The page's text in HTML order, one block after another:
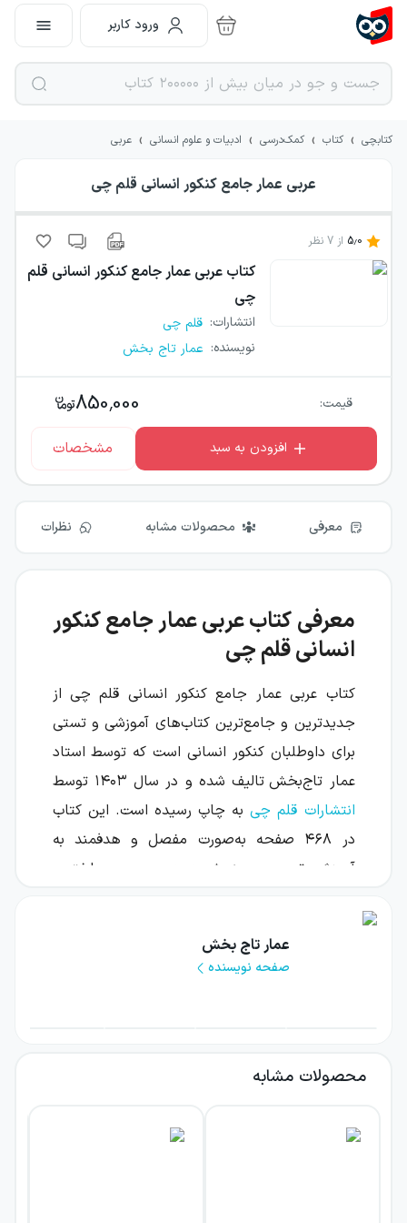
ورود کاربر
کتابچی › کتاب › کمک‌درسی › ادبیات و علوم انسانی › عربی
عربی عمار جامع کنکور انسانی قلم چی
5.0 از7 نظر
کتاب عربی عمار جامع کنکور انسانی قلم
چی
انتشارات: قلم چی
نویسنده: عمار تاج بخش
قیمت: 850,000
افزودن به سبد مشخصات
معرفی محصولات مشابه نظرات
معرفی کتاب عربی عمار جامع کنکور
انسانی قلم چی
کتاب عربی عمار جامع کنکور انسانی قلم چی از
جدیدترین و جامع‌ترین کتاب‌های آموزشی و تستی
برای داوطلبان کنکور انسانی است که توسط استاد
عمار تاج‌بخش تالیف شده و در سال ۱۴۰۳ توسط
انتشارات قلم چیبه چاپ رسیده است. این کتاب
در ۴۶۸ صفحه به‌صورت مفصل و هدفمند به
آموزش، تمرین و سنجش در درس عربی پرداخته و
یکی از مهم‌ترین ویژگی‌های این کتاب، پوشش
آموزشی است. عربی عمار جامع را می‌توان کتابی
به‌تنهایی می‌تواند به‌عنوان منبع اصلی و کافی برای
عمار تاج بخش
صفحه نویسنده
محصولات مشابه